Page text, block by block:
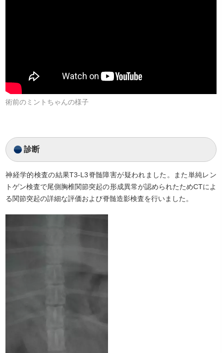
術前のミントちゃんの様子
診断
神経学的検査の結果T3-L3脊髄障害が疑われました。また単純レン
トゲン検査で尾側胸椎関節突起の形成異常が認められたためCTによ
る関節突起の詳細な評価および脊髄造影検査を行いました。